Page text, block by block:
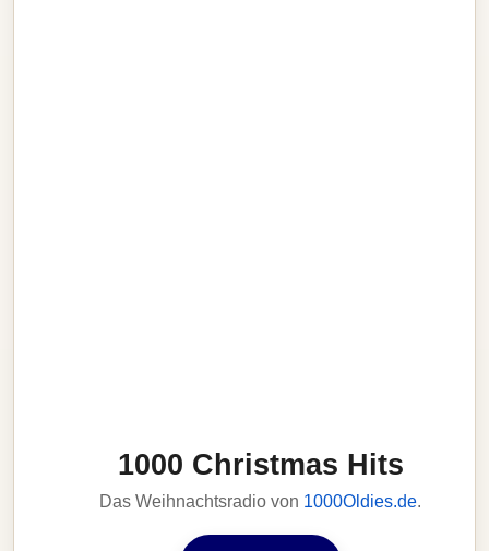
1000 Christmas Hits
Das Weihnachtsradio von 1000Oldies.de.